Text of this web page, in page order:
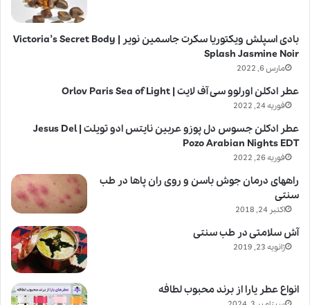
بادی اسپلش ویکتوریا سکرت جاسمین نویر | Victoria’s Secret Body
Splash Jasmine Noir
مارس 6, 2022
عطر ادکلن اورلوو سی آف لایت | Orlov Paris Sea of Light
فوریه 24, 2022
عطر ادکلن جسوس دل پوزو عربین نایتس ادو تویلت | Jesus Del
Pozo Arabian Nights EDT
فوریه 26, 2022
راههای درمان جوش باسن و روی ران پاها در طب
سنتی
اکتبر 24, 2018
آش سلامتی در طب سنتی
ژانویه 23, 2019
انواع عطر یارا از برند محبوب لطافه